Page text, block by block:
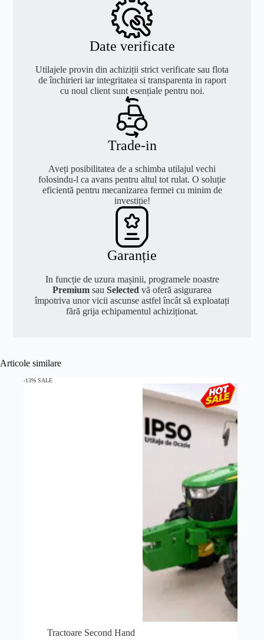
Date verificate
Utilajele provin din achiziții strict verificate sau flota
de închirieri iar integritatea si transparenta in raport
cu noul client sunt esențiale pentru noi.
Trade-in
Aveți posibilitatea de a schimba utilajul vechi
folosindu-l ca avans pentru altul tot rulat. O soluție
eficientă pentru mecanizarea fermei cu minim de
investiție!
Garanție
In funcție de uzura mașinii, programele noastre
Premium sau Selected vă oferă asigurarea
împotriva unor vicii ascunse astfel încât să exploatați
fără grija echipamentul achiziționat.
Articole similare
-13% SALE
Tractoare Second Hand